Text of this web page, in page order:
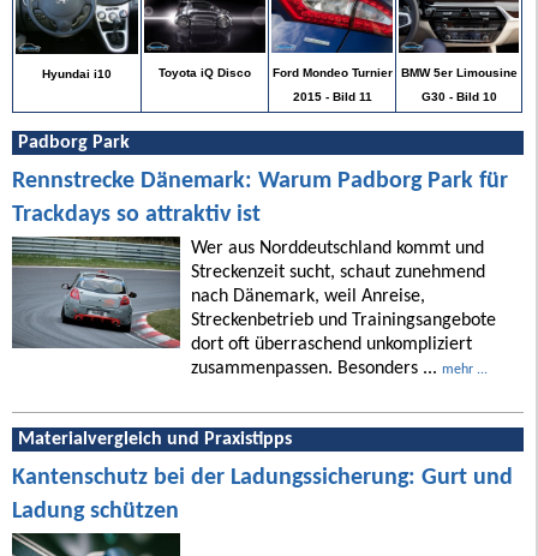
Hyundai i10 Toyota iQ Disco
Ford Mondeo Turnier
2015 - Bild 11
BMW 5er Limousine
G30 - Bild 10
Padborg Park
Rennstrecke Dänemark: Warum Padborg Park für
Trackdays so attraktiv ist
Wer aus Norddeutschland kommt und
Streckenzeit sucht, schaut zunehmend
nach Dänemark, weil Anreise,
Streckenbetrieb und Trainingsangebote
dort oft überraschend unkompliziert
zusammenpassen. Besonders ... mehr ...
Materialvergleich und Praxistipps
Kantenschutz bei der Ladungssicherung: Gurt und
Ladung schützen